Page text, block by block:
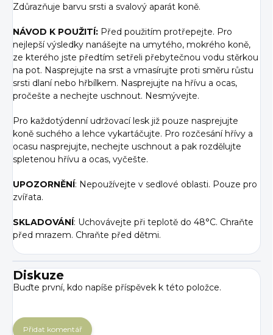
Zdůrazňuje barvu srsti a svalový aparát koně.
NÁVOD K POUŽITÍ: Před použitím protřepejte. Pro
nejlepší výsledky nanášejte na umytého, mokrého koně,
ze kterého jste předtím setřeli přebytečnou vodu stěrkou
na pot. Nasprejujte na srst a vmasírujte proti směru růstu
srsti dlaní nebo hřbílkem. Nasprejujte na hřívu a ocas,
pročešte a nechejte uschnout. Nesmývejte.
Pro každotýdenní udržovací lesk již pouze nasprejujte
koně suchého a lehce vykartáčujte. Pro rozčesání hřívy a
ocasu nasprejujte, nechejte uschnout a pak rozdělujte
spletenou hřívu a ocas, vyčešte.
UPOZORNĚNÍ: Nepoužívejte v sedlové oblasti. Pouze pro
zvířata.
SKLADOVÁNÍ: Uchovávejte při teplotě do 48°C. Chraňte
před mrazem. Chraňte před dětmi.
Diskuze
Buďte první, kdo napíše příspěvek k této položce.
Přidat komentář